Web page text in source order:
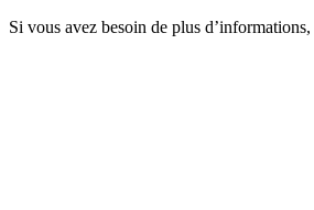
Si vous avez besoin de plus d’informations,